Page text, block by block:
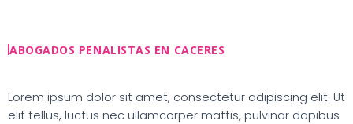
contenido
ABOGADOS PENALISTAS EN CACERES
Lorem ipsum dolor sit amet, consectetur adipiscing elit. Ut
elit tellus, luctus nec ullamcorper mattis, pulvinar dapibus